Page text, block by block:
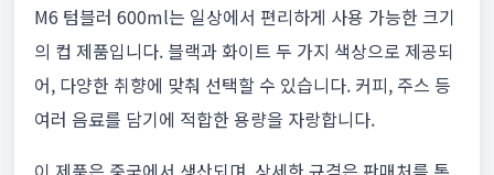
M6 텀블러 600ml는 일상에서 편리하게 사용 가능한 크기
의 컵 제품입니다. 블랙과 화이트 두 가지 색상으로 제공되
어, 다양한 취향에 맞춰 선택할 수 있습니다. 커피, 주스 등
여러 음료를 담기에 적합한 용량을 자랑합니다.